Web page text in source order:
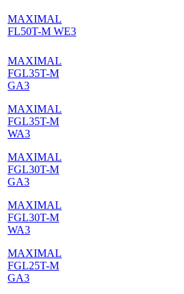
MAXIMAL
FL50T-M WE3
MAXIMAL
FGL35T-M
GA3
MAXIMAL
FGL35T-M
WA3
MAXIMAL
FGL30T-M
GA3
MAXIMAL
FGL30T-M
WA3
MAXIMAL
FGL25T-M
GA3